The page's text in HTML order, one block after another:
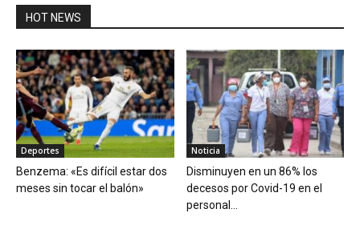
HOT NEWS
Deportes
Benzema: «Es difícil estar dos
meses sin tocar el balón»
Noticia
Disminuyen en un 86% los
decesos por Covid-19 en el
personal...